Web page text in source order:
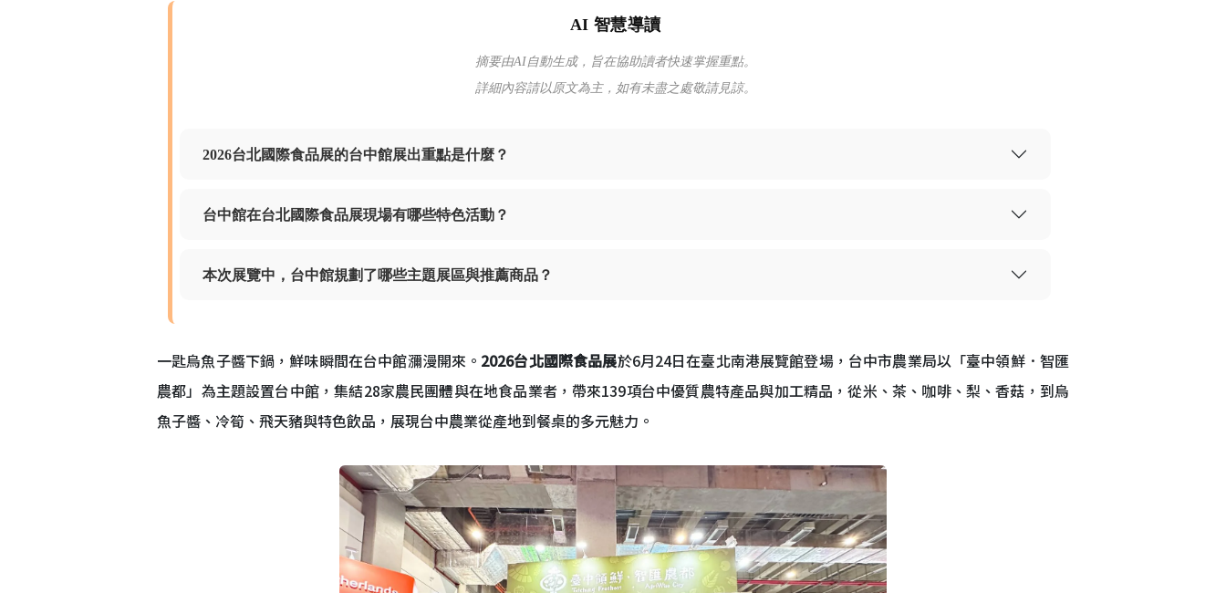
AI 智慧導讀
摘要由AI自動生成，旨在協助讀者快速掌握重點。
詳細內容請以原文為主，如有未盡之處敬請見諒。
2026台北國際食品展的台中館展出重點是什麼？
台中館在台北國際食品展現場有哪些特色活動？
本次展覽中，台中館規劃了哪些主題展區與推薦商品？
一匙烏魚子醬下鍋，鮮味瞬間在台中館瀰漫開來。 2026台北國際食品展於6月24日在臺北南港展覽館登場，台中市農業局以「臺中領鮮．智匯
農都」為主題設置台中館，集結28家農民團體與在地食品業者，帶來139項台中優質農特產品與加工精品，從米、茶、咖啡、梨、香菇，到烏
魚子醬、冷筍、飛天豬與特色飲品，展現台中農業從產地到餐桌的多元魅力。